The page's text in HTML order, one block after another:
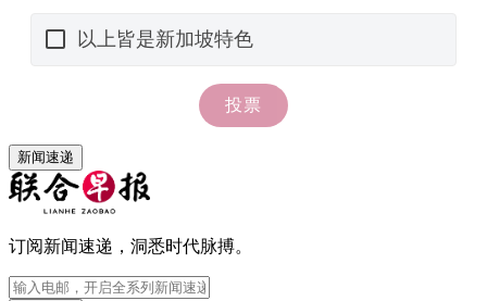
新闻速递
订阅新闻速递，洞悉时代脉搏。